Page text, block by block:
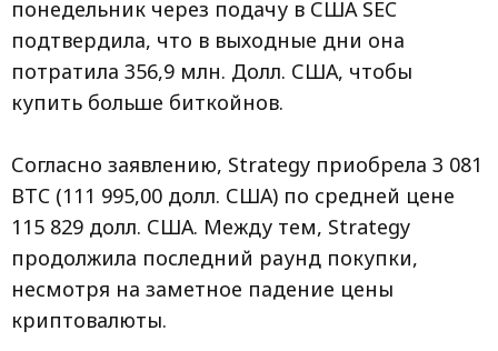
понедельник через подачу в США SEC
подтвердила, что в выходные дни она
потратила 356,9 млн. Долл. США, чтобы
купить больше биткойнов.
Согласно заявлению, Strategy приобрела 3 081
BTC (111 995,00 долл. США) по средней цене
115 829 долл. США. Между тем, Strategy
продолжила последний раунд покупки,
несмотря на заметное падение цены
криптовалюты.